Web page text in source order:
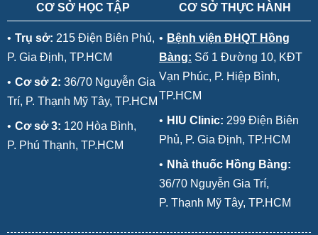
CƠ SỞ HỌC TẬP
• Trụ sở: 215 Điện Biên Phủ,
P. Gia Định, TP.HCM
• Cơ sở 2: 36/70 Nguyễn Gia
Trí, P. Thạnh Mỹ Tây, TP.HCM
• Cơ sở 3: 120 Hòa Bình,
P. Phú Thạnh, TP.HCM
CƠ SỞ THỰC HÀNH
• Bệnh viện ĐHQT Hồng
Bàng: Số 1 Đường 10, KĐT
Vạn Phúc, P. Hiệp Bình,
TP.HCM
• HIU Clinic: 299 Điện Biên
Phủ, P. Gia Định, TP.HCM
• Nhà thuốc Hồng Bàng:
36/70 Nguyễn Gia Trí,
P. Thạnh Mỹ Tây, TP.HCM